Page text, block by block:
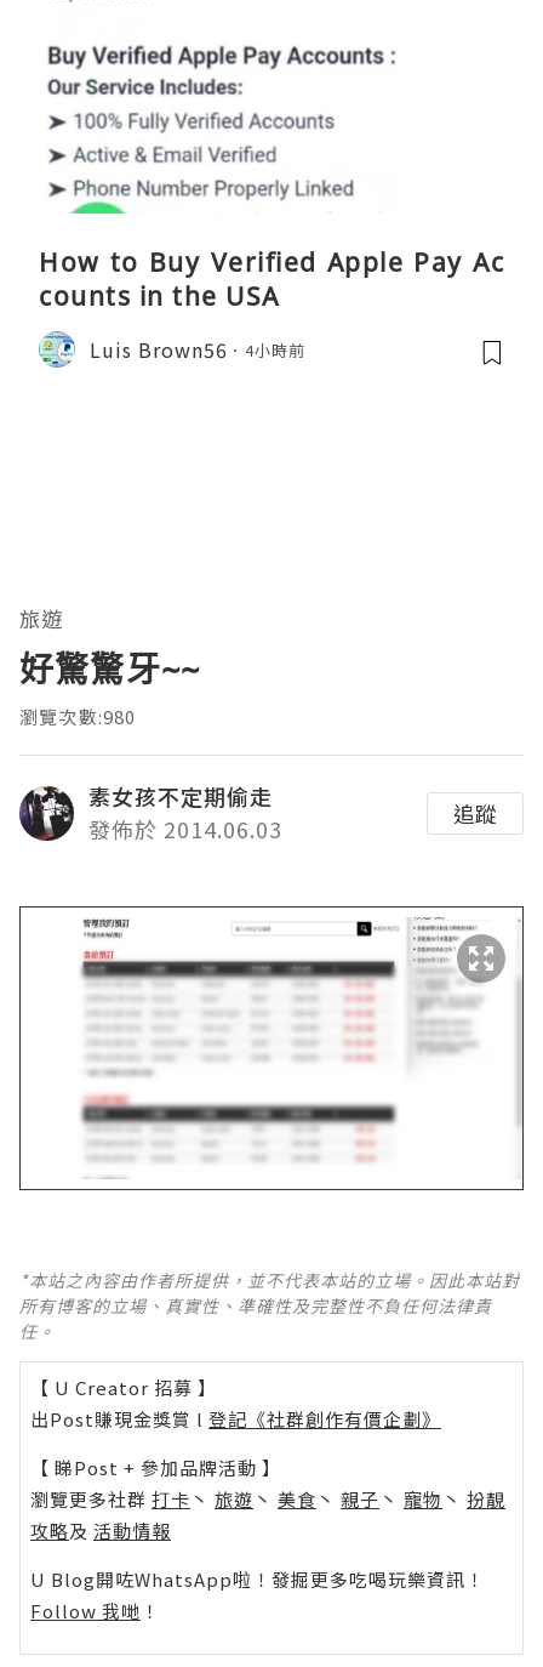
How to Buy Verified Apple Pay Ac
counts in the USA
Luis Brown56 4小時前
旅遊
好驚驚牙~~
瀏覽次數:980
素女孩不定期偷走
發佈於 2014.06.03
追蹤
*本站之內容由作者所提供，並不代表本站的立場。因此本站對
所有博客的立場、真實性、準確性及完整性不負任何法律責
任。
【 U Creator 招募 】
出Post賺現金獎賞 l 登記《社群創作有價企劃》
【 睇Post + 參加品牌活動 】
瀏覽更多社群 打卡 丶 旅遊 丶 美食 丶 親子 丶 寵物 丶 扮靚
攻略及 活動情報
U Blog開咗WhatsApp啦！發掘更多吃喝玩樂資訊！
Follow 我哋 ！